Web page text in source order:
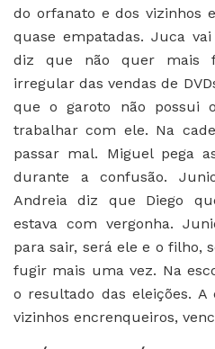
do orfanato e dos vizinhos
quase empatadas. Juca
diz que não quer mais
irregular das vendas de
que o garoto não possui
trabalhar com ele. Na
passar mal. Miguel pega
durante a confusão.
Andreia diz que Diego
estava com vergonha.
para sair, será ele e o filho,
fugir mais uma vez. Na
o resultado das eleições. A
vizinhos encrenqueiros,